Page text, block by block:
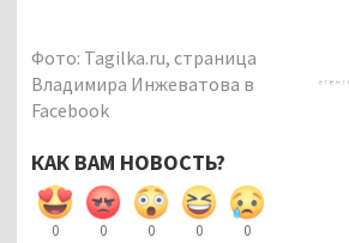
Фото: Tagilka.ru, страница
Владимира Инжеватова в
Facebook
КАК ВАМ НОВОСТЬ?
0 0 0 0 0